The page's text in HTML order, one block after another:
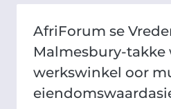
AfriForum se
Malmesbury-takke
werkswinkel oor